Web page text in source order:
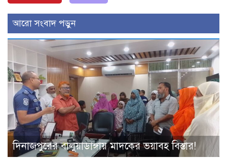
আরো সংবাদ পড়ুন
দিনাজপুরের বালুয়াডাঙ্গায় মাদকের ভয়াবহ বিস্তার!